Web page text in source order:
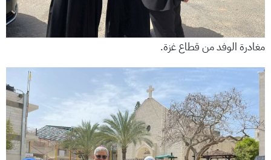
مغادرة الوفد من قطاع غزة.